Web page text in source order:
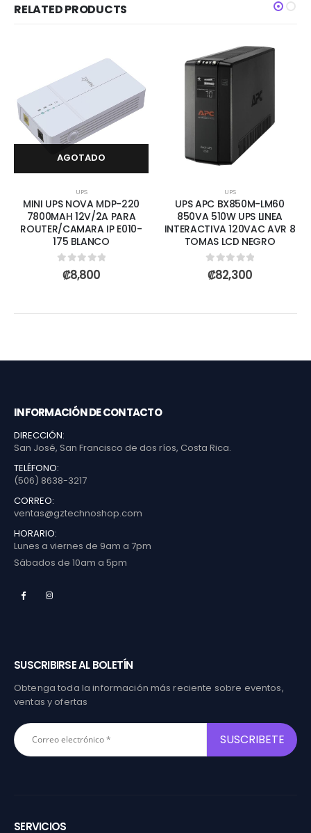
RELATED PRODUCTS
AGOTADO
UPS
MINI UPS NOVA MDP-220
7800MAH 12V/2A PARA
ROUTER/CAMARA IP E010-
175 BLANCO
out of 5
₡8,800
UPS
UPS APC BX850M-LM60
850VA 510W UPS LINEA
INTERACTIVA 120VAC AVR 8
TOMAS LCD NEGRO
0out of 5
₡82,300
INFORMACIÓN DE CONTACTO
DIRECCIÓN:
San José, San Francisco de dos ríos, Costa Rica.
TELÉFONO:
(506) 8638-3217
CORREO:
ventas@gztechnoshop.com
HORARIO:
Lunes a viernes de 9am a 7pm
Sábados de 10am a 5pm
SUSCRIBIRSE AL BOLETÍN
Obtenga toda la información más reciente sobre eventos,
ventas y ofertas
SERVICIOS